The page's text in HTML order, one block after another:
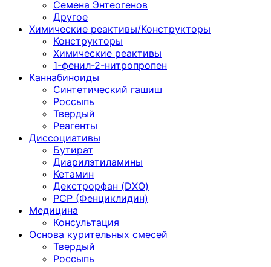
Семена Энтеогенов
Другое
Химические реактивы/Конструкторы
Конструкторы
Химические реактивы
1-фенил-2-нитропропен
Каннабиноиды
Синтетический гашиш
Россыпь
Твердый
Реагенты
Диссоциативы
Бутират
Диарилэтиламины
Кетамин
Декстрорфан (DXO)
PCP (Фенциклидин)
Медицина
Консультация
Основа курительных смесей
Твердый
Россыпь